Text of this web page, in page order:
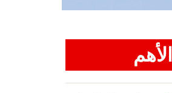
الأهم